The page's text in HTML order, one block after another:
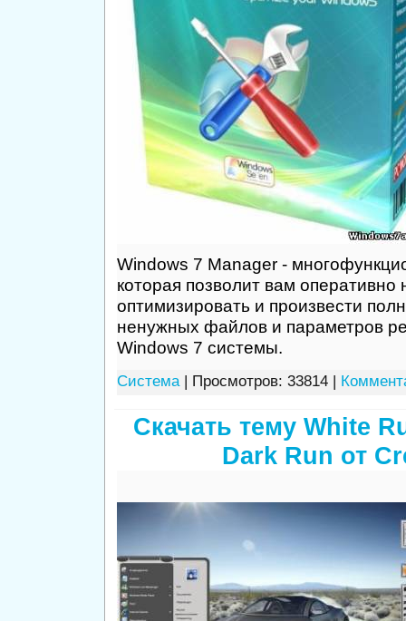
Windows 7 Manager -
которая позволит вам оперативно
оптимизировать и произвести
ненужных файлов и параметров
Windows 7 системы.
Система| Просмотров: 33814 |
Скачать тему White
Dark Run от